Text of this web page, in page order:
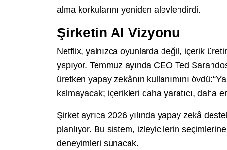
alma korkularını yeniden alevlendirdi.
Şirketin AI Vizyonu
Netflix, yalnızca oyunlarda değil, içerik
yapıyor. Temmuz ayında CEO Ted
üretken yapay zekânın kullanımını
kalmayacak; içerikleri daha yaratıcı, daha
Şirket ayrıca 2026 yılında yapay zekâ
planlıyor. Bu sistem, izleyicilerin
deneyimleri sunacak.